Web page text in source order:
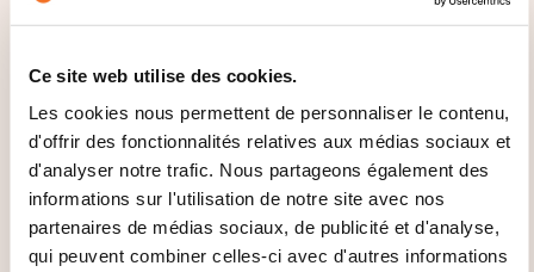
Ce site web utilise des cookies.
Les cookies nous permettent de personnaliser le contenu,
d'offrir des fonctionnalités relatives aux médias sociaux et
d'analyser notre trafic. Nous partageons également des
informations sur l'utilisation de notre site avec nos
partenaires de médias sociaux, de publicité et d'analyse,
qui peuvent combiner celles-ci avec d'autres informations
retourner à lapage
des familles de
domaines de
formation